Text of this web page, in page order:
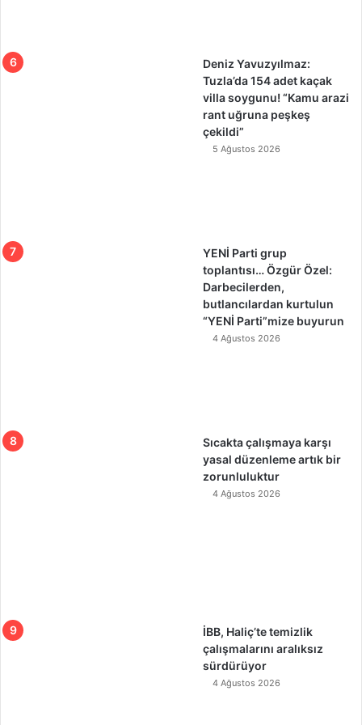
Deniz Yavuzyılmaz:
Tuzla’da 154 adet kaçak
villa soygunu! “Kamu arazi
rant uğruna peşkeş
çekildi”
5 Ağustos 2026
YENİ Parti grup
toplantısı… Özgür Özel:
Darbecilerden,
butlancılardan kurtulun
“YENİ Parti”mize buyurun
4 Ağustos 2026
Sıcakta çalışmaya karşı
yasal düzenleme artık bir
zorunluluktur
4 Ağustos 2026
İBB, Haliç’te temizlik
çalışmalarını aralıksız
sürdürüyor
4 Ağustos 2026